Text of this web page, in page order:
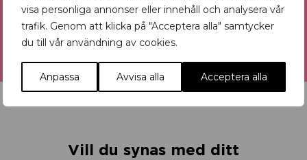
visa personliga annonser eller innehåll och analysera vår
trafik. Genom att klicka på "Acceptera alla" samtycker
du till vår användning av cookies.
Anpassa Avvisa alla Acceptera alla
Vill du synas med ditt